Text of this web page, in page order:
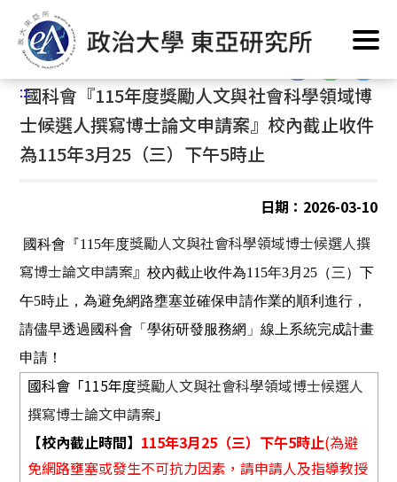
到
要
內
容
塊
首頁/
:::
:::
國科會『115年度獎勵人文與社會科學領域博
士候選人撰寫博士論文申請案』校內截止收件
為115年3月25（三）下午5時止
日期：2026-03-10
國科會『115年度獎勵人文與社會科學領域博士候選人撰
寫博士論文申請案』校內截止收件為115年3月 25 （三）下
午5時止，為避免網路壅塞並確保申請作業的順利進行，
請儘早透過國科會「學術研發服務網」線上系統完成計畫
申請！
國科會「115年度獎勵人文與社會科學領域博士候選人
撰寫博士論文申請案」
【校內截止時間】 115年3月25（三）下午5時止(為避
免網路壅塞或發生不可抗力因素，請申請人及指導教授